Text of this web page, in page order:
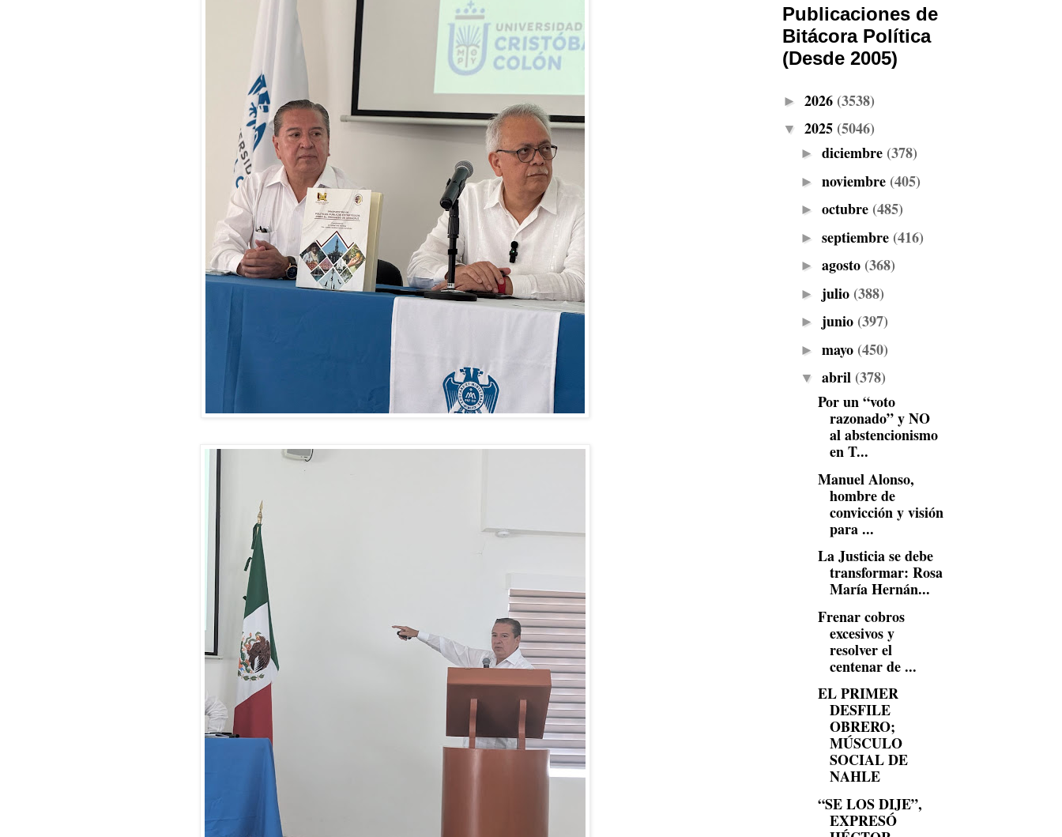
Publicaciones de
Bitácora Política
(Desde 2005)
► 2026 (3538)
▼ 2025 (5046)
► diciembre (378)
► noviembre (405)
► octubre (485)
► septiembre (416)
► agosto (368)
► julio (388)
► junio (397)
► mayo (450)
▼ abril (378)
Por un “voto
razonado” y NO
al abstencionismo
en T...
Manuel Alonso,
hombre de
convicción y visión
para ...
La Justicia se debe
transformar: Rosa
María Hernán...
Frenar cobros
excesivos y
resolver el
centenar de ...
EL PRIMER
DESFILE
OBRERO;
MÚSCULO
SOCIAL DE
NAHLE
“SE LOS DIJE”,
EXPRESÓ